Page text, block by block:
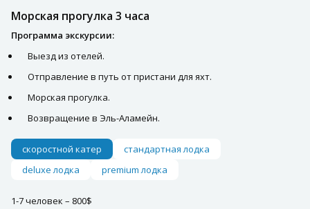
Морская прогулка 3 часа
Программа экскурсии:
Выезд из отелей.
Отправление в путь от пристани для яхт.
Морская прогулка.
Возвращение в Эль-Аламейн.
скоростной катер
стандартная лодка
deluxe лодка
premium лодка
1-7 человек – 800$